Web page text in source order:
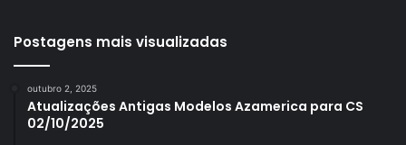
Azamerica S1005
Azamerica S1006 Plus
Postagens mais visualizadas
outubro 2, 2025
Atualizações Antigas Modelos Azamerica para CS
02/10/2025